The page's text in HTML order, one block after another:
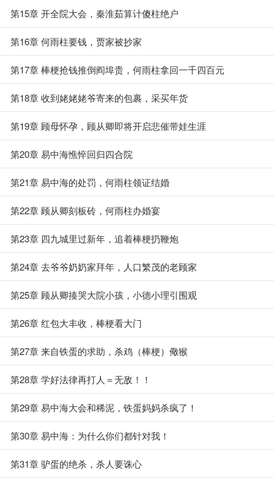
第15章 开全院大会，秦淮茹算计傻柱绝户
第16章 何雨柱要钱，贾家被抄家
第17章 棒梗抢钱推倒阎埠贵，何雨柱拿回一千四百元
第18章 收到姥姥姥爷寄来的包裹，采买年货
第19章 顾母怀孕，顾从卿即将开启悲催带娃生涯
第20章 易中海憔悴回归四合院
第21章 易中海的处罚，何雨柱领证结婚
第22章 顾从卿刻板砖，何雨柱办婚宴
第23章 四九城里过新年，追着棒梗扔鞭炮
第24章 去爷爷奶奶家拜年，人口繁茂的老顾家
第25章 顾从卿揍哭大院小孩，小德小理引围观
第26章 红包大丰收，棒梗看大门
第27章 来自铁蛋的求助，杀鸡（棒梗）儆猴
第28章 学好法律再打人＝无敌！！
第29章 易中海大会和稀泥，铁蛋妈妈杀疯了！
第30章 易中海：为什么你们都针对我！
第31章 驴蛋的绝杀，杀人要诛心